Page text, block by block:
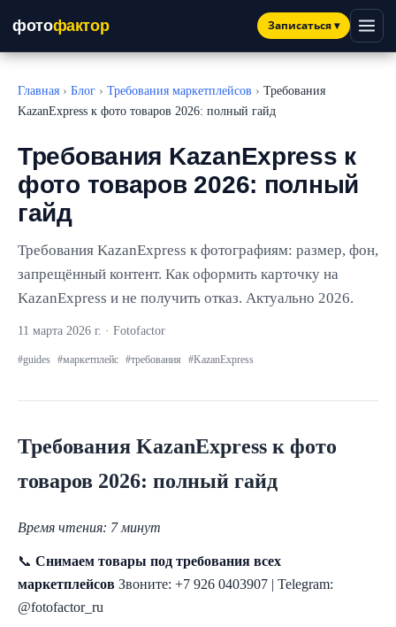
фотофактор Записаться▾
Главная › Блог › Требования маркетплейсов › Требования
KazanExpress к фото товаров 2026: полный гайд
Требования KazanExpress к
фото товаров 2026: полный
гайд
Требования KazanExpress к фотографиям: размер, фон,
запрещённый контент. Как оформить карточку на
KazanExpress и не получить отказ. Актуально 2026.
11 марта 2026 г. · Fotofactor
#guides #маркетплейс #требования #KazanExpress
Требования KazanExpress к фото
товаров 2026: полный гайд
Время чтения: 7 минут
📞 Снимаем товары под требования всех
маркетплейсов Звоните: +7 926 0403907 | Telegram:
@fotofactor_ru